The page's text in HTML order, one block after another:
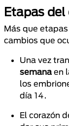
Etapas
Más que
cambios que
Una vez
semana en
los
día 14.
El corazón